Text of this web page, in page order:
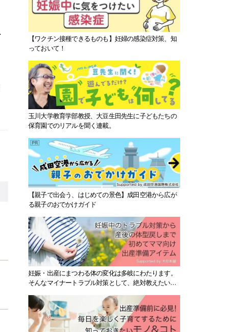
【ワクチン接種できるものも】妊婦の感染症対策、知
っておいて！
玉川大学教育学部教授、大豆生田先生に子どもたちの
保育園でのリアルを聞く連載。
【親子で出会う、はじめての景色】成田空港から広が
る親子のおでかけガイド
妊娠・出産にまつわる体の変化は多岐にわたります。
そんなマイナートラブル対策として、絶対教えたい！